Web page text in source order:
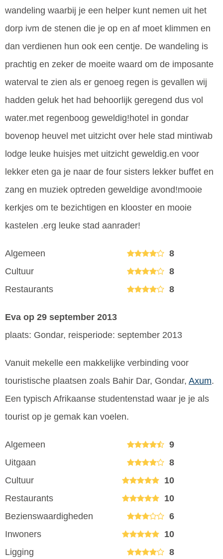
wandeling waarbij je een helper kunt nemen uit het
dorp ivm de stenen die je op en af moet klimmen en
dan verdienen hun ook een centje. De wandeling is
prachtig en zeker de moeite waard om de imposante
waterval te zien als er genoeg regen is gevallen wij
hadden geluk het had behoorlijk geregend dus vol
water.met regenboog geweldig!hotel in gondar
bovenop heuvel met uitzicht over hele stad mintiwab
lodge leuke huisjes met uitzicht geweldig.en voor
lekker eten ga je naar de four sisters lekker buffet en
zang en muziek optreden geweldige avond!mooie
kerkjes om te bezichtigen en klooster en mooie
kastelen .erg leuke stad aanrader!
Algemeen
8
Cultuur
8
Restaurants
8
Eva op 29 september 2013
plaats: Gondar, reisperiode: september 2013
Vanuit mekelle een makkelijke verbinding voor
touristische plaatsen zoals Bahir Dar, Gondar, Axum.
Een typisch Afrikaanse studentenstad waar je je als
tourist op je gemak kan voelen.
Algemeen
9
Uitgaan
8
Cultuur
10
Restaurants
10
Bezienswaardigheden
6
Inwoners
10
Ligging
8